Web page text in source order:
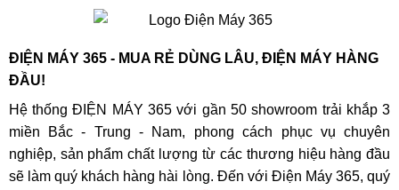
ĐIỆN MÁY 365 - MUA RẺ DÙNG LÂU, ĐIỆN MÁY HÀNG
ĐẦU!
Hệ thống ĐIỆN MÁY 365 với gần 50 showroom trải khắp 3
miền Bắc - Trung - Nam, phong cách phục vụ chuyên
nghiệp, sản phẩm chất lượng từ các thương hiệu hàng đầu
sẽ làm quý khách hàng hài lòng. Đến với Điện Máy 365, quý